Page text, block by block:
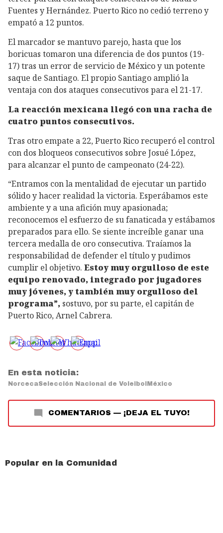
Fuentes y Hernández. Puerto Rico no cedió terreno y
empató a 12 puntos.
El marcador se mantuvo parejo, hasta que los
boricuas tomaron una diferencia de dos puntos (19-
17) tras un error de servicio de México y un potente
saque de Santiago. El propio Santiago amplió la
ventaja con dos ataques consecutivos para el 21-17.
La reacción mexicana llegó con una racha de
cuatro puntos consecutivos.
Tras otro empate a 22, Puerto Rico recuperó el control
con dos bloqueos consecutivos sobre Josué López,
para alcanzar el punto de campeonato (24-22).
“Entramos con la mentalidad de ejecutar un partido
sólido y hacer realidad la victoria. Esperábamos este
ambiente y a una afición muy apasionada;
reconocemos el esfuerzo de su fanaticada y estábamos
preparados para ello. Se siente increíble ganar una
tercera medalla de oro consecutiva. Traíamos la
responsabilidad de defender el título y pudimos
cumplir el objetivo. Estoy muy orgulloso de este
equipo renovado, integrado por jugadores
muy jóvenes, y también muy orgulloso del
programa”, sostuvo, por su parte, el capitán de
Puerto Rico, Arnel Cabrera.
En esta noticia:
NorcecaSelección Nacional de Voleibol México
COMENTARIOS — ¡DEJA EL TUYO!
Popular en la Comunidad